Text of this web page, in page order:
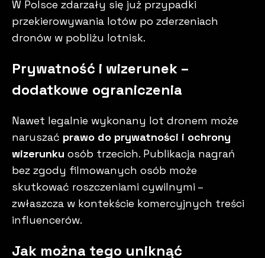
W Polsce zdarzały się już przypadki
przekierowywania lotów po zderzeniach
dronów w pobliżu lotnisk.
Prywatność i wizerunek –
dodatkowe ograniczenia
Nawet legalnie wykonany lot dronem może
naruszać prawo do prywatności i ochrony
wizerunku osób trzecich. Publikacja nagrań
bez zgody filmowanych osób może
skutkować roszczeniami cywilnymi –
zwłaszcza w kontekście komercyjnych treści
influencerów.
Jak można tego uniknąć